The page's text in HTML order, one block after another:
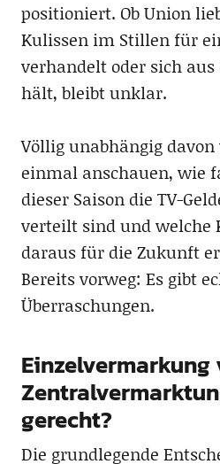
positioniert. Ob Union
Kulissen im Stillen für
verhandelt oder sich
hält, bleibt unklar.
Völlig unabhängig
einmal anschauen, wie
dieser Saison die TV-
verteilt sind und welche
daraus für die Zukunft
Bereits vorweg: Es gibt
Überraschungen.
Einzelvermarkung
gerecht?
Die grundlegende